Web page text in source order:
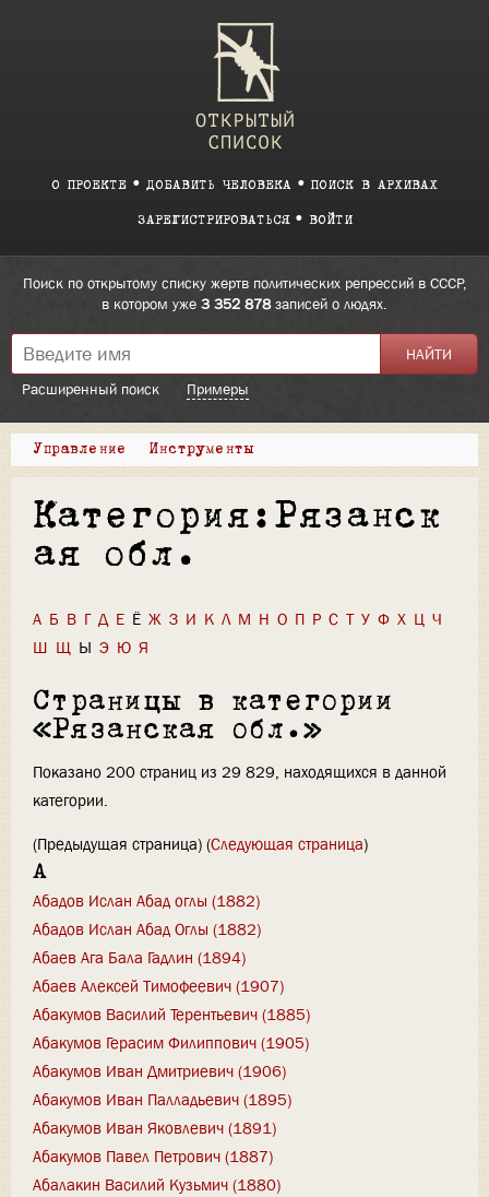
О ПРОЕКТЕ ДОБАВИТЬ ЧЕЛОВЕКА ПОИСК В АРХИВАХ
ЗАРЕГИСТРИРОВАТЬСЯ ВОЙТИ
Поиск по открытому списку жертв политических репрессий в СССР,
в котором уже 3 352 878записей о людях.
Расширенный поиск Примеры
Управление Инструменты
Категория:Рязанск
ая обл.
А Б В Г Д Е Ё Ж З И К Л М Н О П Р С Т У Ф Х Ц Ч
Ш Щ Ы Э Ю Я
Страницы в категории
«Рязанская обл.»
Показано 200 страниц из 29 829, находящихся в данной
категории.
(Предыдущая страница) (Следующая страница)
А
Абадов Ислан Абад оглы (1882)
Абадов Ислан Абад Оглы (1882)
Абаев Ага Бала Гадлин (1894)
Абаев Алексей Тимофеевич (1907)
Абакумов Василий Терентьевич (1885)
Абакумов Герасим Филиппович (1905)
Абакумов Иван Дмитриевич (1906)
Абакумов Иван Палладьевич (1895)
Абакумов Иван Яковлевич (1891)
Абакумов Павел Петрович (1887)
Абалакин Василий Кузьмич (1880)